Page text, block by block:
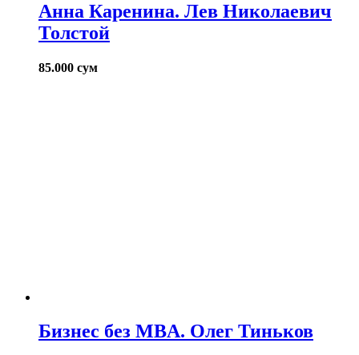
Анна Каренина. Лев Николаевич
Толстой
85.000 сум
Бизнес без MBA. Олег Тиньков